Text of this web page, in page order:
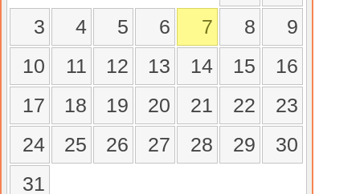
3
4 5 6 7 8
9
10
11 12 13 14 15
16
17
18 19 20 21 22
23
24
25 26 27 28 29
30
31